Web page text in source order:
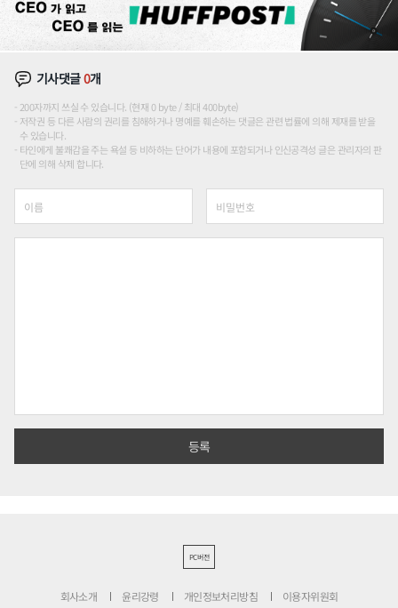
기사댓글0개
200자까지 쓰실 수 있습니다. (현재 0 byte / 최대 400byte)
저작권 등 다른 사람의 권리를 침해하거나 명예를 훼손하는 댓글은 관련 법률에 의해 제재를 받을
수 있습니다.
타인에게 불쾌감을 주는 욕설 등 비하하는 단어가 내용에 포함되거나 인신공격성 글은 관리자의 판
단에 의해 삭제 합니다.
PC버전
회사소개 윤리강령 개인정보처리방침 이용자위원회